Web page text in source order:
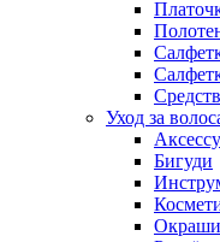
Уход за
Бигуди